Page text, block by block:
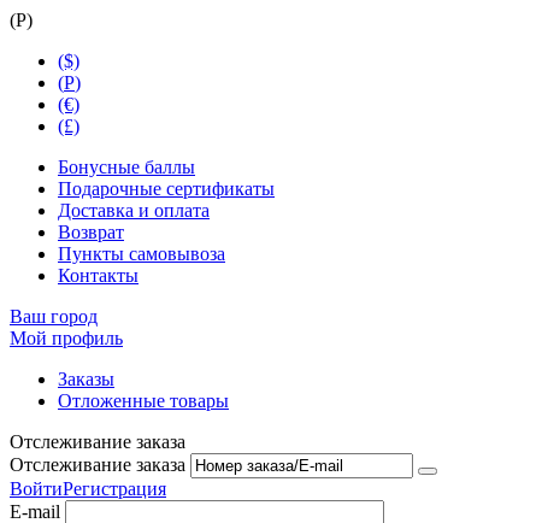
(Р)
($)
(Р)
(€)
(£)
Бонусные баллы
Подарочные сертификаты
Доставка и оплата
Возврат
Пункты самовывоза
Контакты
Ваш город
Мой профиль
Заказы
Отложенные товары
Отслеживание заказа
Отслеживание заказа
ВойтиРегистрация
E-mail